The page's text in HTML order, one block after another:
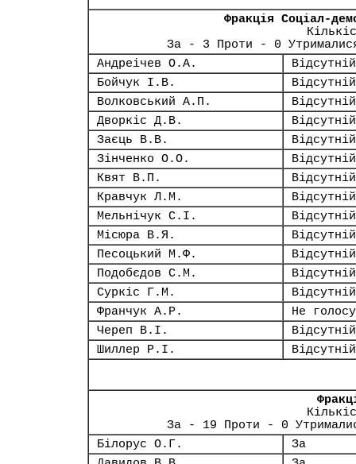
Фракція Соціал-
За - 3 Проти - 0
Андреічев О.А.
Відсутній
Бойчук І.В.
Відсутній
Волковський А.П.
Відсутній
Дворкіс Д.В.
Відсутній
Заєць В.В.
Відсутній
Зінченко О.О.
Відсутній
Квят В.П.
Відсутній
Кравчук Л.М.
Відсутній
Мельнічук С.І.
Відсутній
Місюра В.Я.
Відсутній
Песоцький М.Ф.
Відсутній
Подобєдов С.М.
Відсутній
Суркіс Г.М.
Відсутній
Франчук А.Р.
Не
Череп В.І.
Відсутній
Шиллер Р.І.
Відсутній
За - 19 Проти - 0
Білорус О.Г.
За